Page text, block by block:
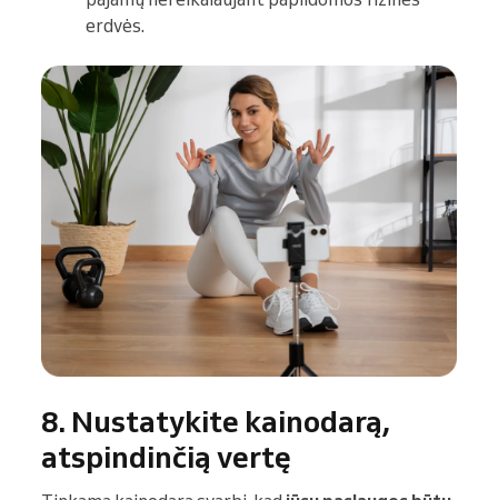
erdvės.
8. Nustatykite kainodarą,
atspindinčią vertę